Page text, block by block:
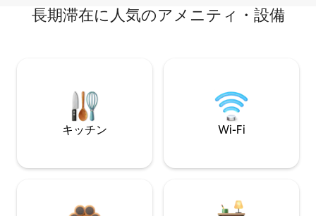
長期滞在に人気のアメニティ・設備
キッチン Wi-Fi